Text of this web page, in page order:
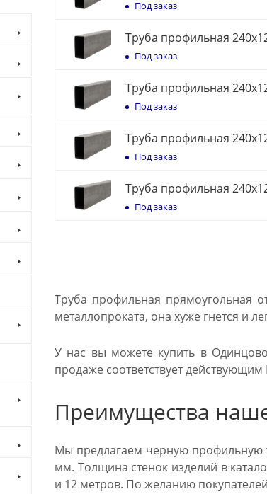
Под заказ
Труба профильная
Под заказ
Труба профильная
Под заказ
Труба профильная
Под заказ
Труба профильная
Под заказ
Труба профильная прямоугольная
металлопроката, она хуже гнется и
У нас вы можете купить в
продаже соответствует
Преимущества
Мы предлагаем черную профильную
мм. Толщина стенок изделий в
и 12 метров. По желанию